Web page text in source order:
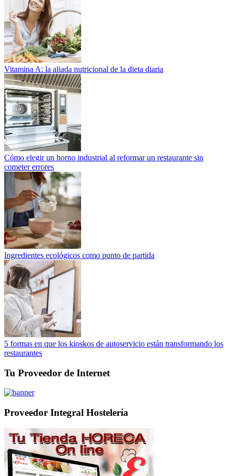
Vitamina A: la aliada nutricional de la dieta diaria
Cómo elegir un horno industrial al reformar un restaurante sin
cometer errores
Ingredientes ecológicos como punto de partida
5 formas en que los kioskos de autoservicio están transformando los
restaurantes
Tu Proveedor de Internet
Proveedor Integral Hostelería